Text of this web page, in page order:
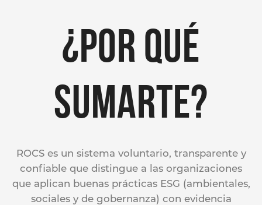
¿POR QUÉ
SUMARTE?
ROCS es un sistema voluntario, transparente y
confiable que distingue a las organizaciones
que aplican buenas prácticas ESG (ambientales,
sociales y de gobernanza) con evidencia